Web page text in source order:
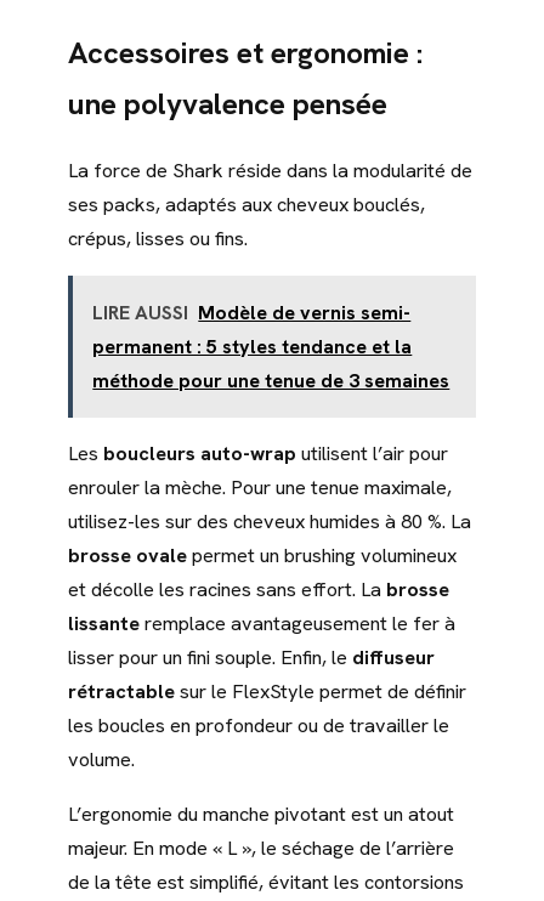
Accessoires et ergonomie :
une polyvalence pensée
La force de Shark réside dans la modularité de
ses packs, adaptés aux cheveux bouclés,
crépus, lisses ou fins.
LIRE AUSSI Modèle de vernis semi-
permanent : 5 styles tendance et la
méthode pour une tenue de 3 semaines
Les boucleurs auto-wrap utilisent l’air pour
enrouler la mèche. Pour une tenue maximale,
utilisez-les sur des cheveux humides à 80 %. La
brosse ovalepermet un brushing volumineux
et décolle les racines sans effort. La brosse
lissanteremplace avantageusement le fer à
lisser pour un fini souple. Enfin, le diffuseur
rétractablesur le FlexStyle permet de définir
les boucles en profondeur ou de travailler le
volume.
L’ergonomie du manche pivotant est un atout
majeur. En mode « L », le séchage de l’arrière
de la tête est simplifié, évitant les contorsions